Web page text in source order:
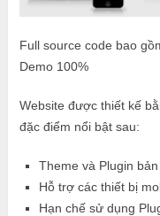
Full source code bao
Demo 100%
Website được thiết kế
đặc điểm nổi bật sau:
Theme và Plugin
Hỗ trợ các thiết bị
Hạn chế sử dụng